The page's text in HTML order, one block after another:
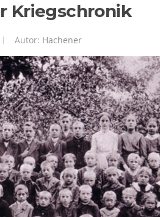
Kriegschronik
Autor: Hachener